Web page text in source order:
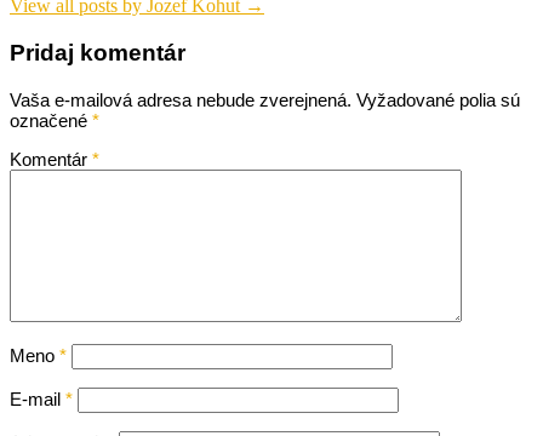
View all posts by Jozef Kohut →
Pridaj komentár
Vaša e-mailová adresa nebude zverejnená. Vyžadované polia sú
označené *
Komentár *
Meno *
E-mail *